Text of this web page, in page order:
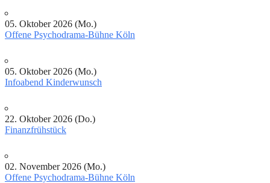
05. Oktober 2026 (Mo.)
Offene Psychodrama-Bühne Köln
05. Oktober 2026 (Mo.)
Infoabend Kinderwunsch
22. Oktober 2026 (Do.)
Finanzfrühstück
02. November 2026 (Mo.)
Offene Psychodrama-Bühne Köln